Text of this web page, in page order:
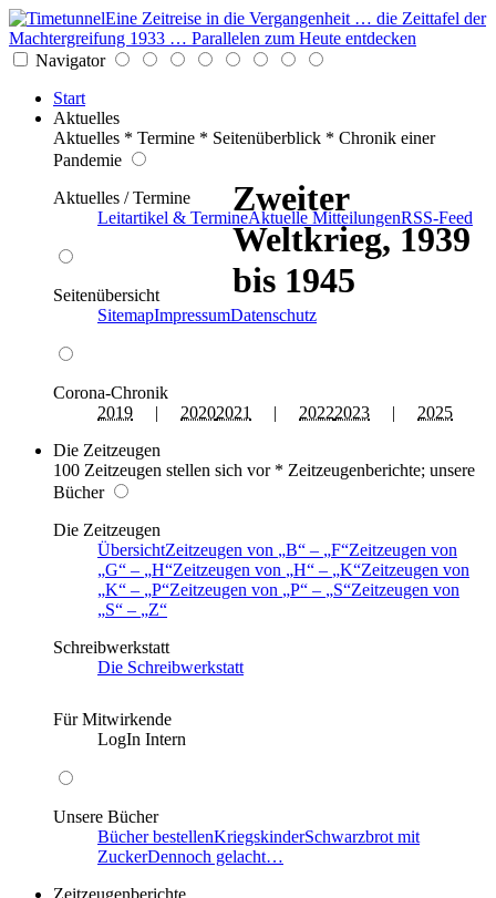
Eine Zeitreise in die Vergangenheit … die Zeittafel der
Machtergreifung 1933 … Parallelen zum Heute entdecken
Navigator
Start
Aktuelles
Aktuelles * Termine * Seitenüberblick * Chronik einer
Pandemie
Aktuelles / Termine
Leitartikel & TermineAktuelle MitteilungenRSS-Feed
Seitenübersicht
SitemapImpressumDatenschutz
Corona-Chronik
2019 | 20202021 | 20222023 | 2025
Die Zeitzeugen
100 Zeitzeugen stellen sich vor * Zeitzeugenberichte; unsere
Bücher
Die Zeitzeugen
ÜbersichtZeitzeugen von B – F Zeitzeugen von
G
– H Zeitzeugen von H – K Zeitzeugen von
K
– P Zeitzeugen von P – S Zeitzeugen von
S
–
Z
Schreibwerkstatt
Die Schreibwerkstatt
Für Mitwirkende
LogIn Intern
Unsere Bücher
Bücher bestellenKriegskinderSchwarzbrot mit
ZuckerDennoch gelacht…
Zeitzeugenberichte
Zweiter
Weltkrieg, 1939
bis 1945